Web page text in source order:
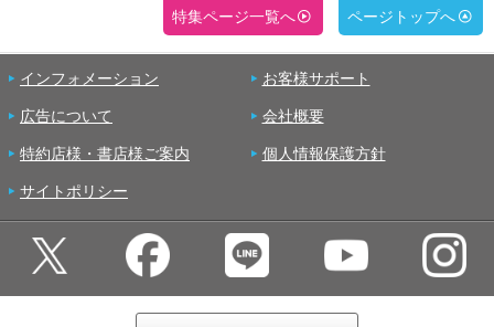
特集ページ一覧へ ページトップへ
インフォメーション お客様サポート
広告について 会社概要
特約店様・書店様ご案内 個人情報保護方針
サイトポリシー